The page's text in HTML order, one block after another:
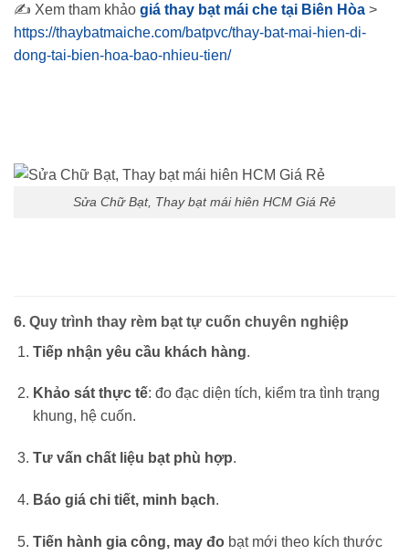
✍️ Xem tham khảo giá thay bạt mái che tại Biên Hòa >
https://thaybatmaiche.com/batpvc/thay-bat-mai-hien-di-
dong-tai-bien-hoa-bao-nhieu-tien/
Sửa Chữ Bạt, Thay bạt mái hiên HCM Giá Rẻ
6. Quy trình thay rèm bạt tự cuốn chuyên nghiệp
Tiếp nhận yêu cầu khách hàng.
Khảo sát thực tế: đo đạc diện tích, kiểm tra tình trạng
khung, hệ cuốn.
Tư vấn chất liệu bạt phù hợp.
Báo giá chi tiết, minh bạch.
Tiến hành gia công, may đobạt mới theo kích thước